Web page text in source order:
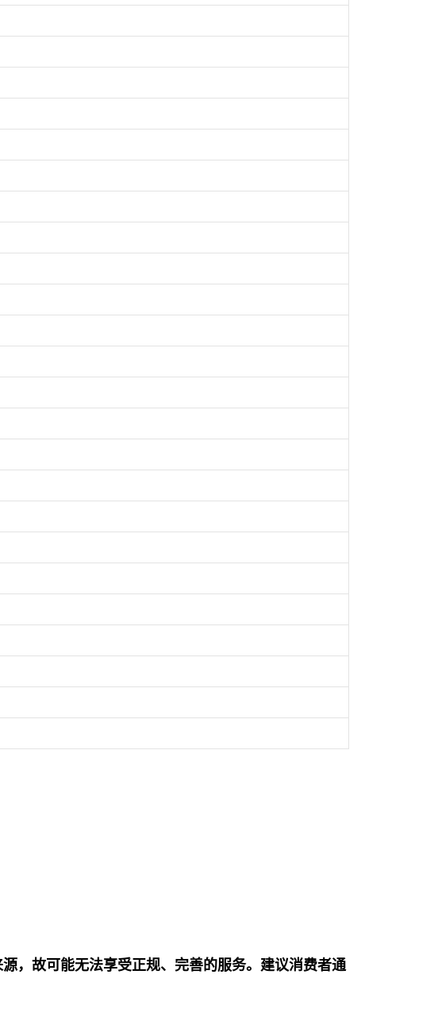
，故可能无法享受正规、完善的服务。建议消费者通